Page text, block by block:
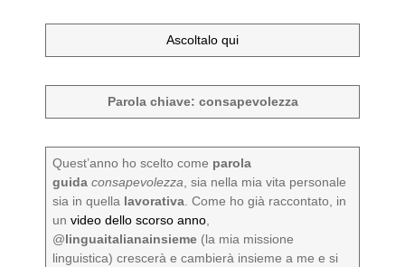
Ascoltalo qui
Parola chiave: consapevolezza
Quest’anno ho scelto come parola
guidaconsapevolezza , sia nella mia vita personale
sia in quella lavorativa . Come ho già raccontato, in
unvideo dello scorso anno
@linguaitalianainsieme (la mia missione
linguistica) crescerà e cambierà insieme a me e si